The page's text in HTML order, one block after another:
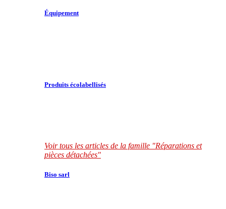
Équipement
Produits écolabellisés
Voir tous les articles de la famille "Réparations et
pièces détachées"
Biso sarl